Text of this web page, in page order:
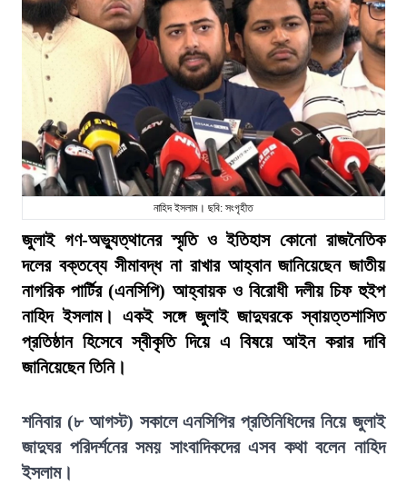
নাহিদ ইসলাম। ছবি: সংগৃহীত
জুলাই গণ-অভ্যুত্থানের স্মৃতি ও ইতিহাস কোনো রাজনৈতিক
দলের বক্তব্যে সীমাবদ্ধ না রাখার আহ্বান জানিয়েছেন জাতীয়
নাগরিক পার্টির (এনসিপি) আহ্বায়ক ও বিরোধী দলীয় চিফ হুইপ
নাহিদ ইসলাম। একই সঙ্গে জুলাই জাদুঘরকে স্বায়ত্তশাসিত
প্রতিষ্ঠান হিসেবে স্বীকৃতি দিয়ে এ বিষয়ে আইন করার দাবি
জানিয়েছেন তিনি।
শনিবার (৮ আগস্ট) সকালে এনসিপির প্রতিনিধিদের নিয়ে জুলাই
জাদুঘর পরিদর্শনের সময় সাংবাদিকদের এসব কথা বলেন নাহিদ
ইসলাম।